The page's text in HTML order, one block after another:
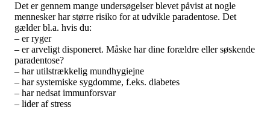
Det er gennem mange undersøgelser blevet påvist at nogle
mennesker har større risiko for at udvikle paradentose. Det
gælder bl.a. hvis du:
– er ryger
– er arveligt disponeret. Måske har dine forældre eller søskende
paradentose?
– har utilstrækkelig mundhygiejne
– har systemiske sygdomme, f.eks. diabetes
– har nedsat immunforsvar
– lider af stress